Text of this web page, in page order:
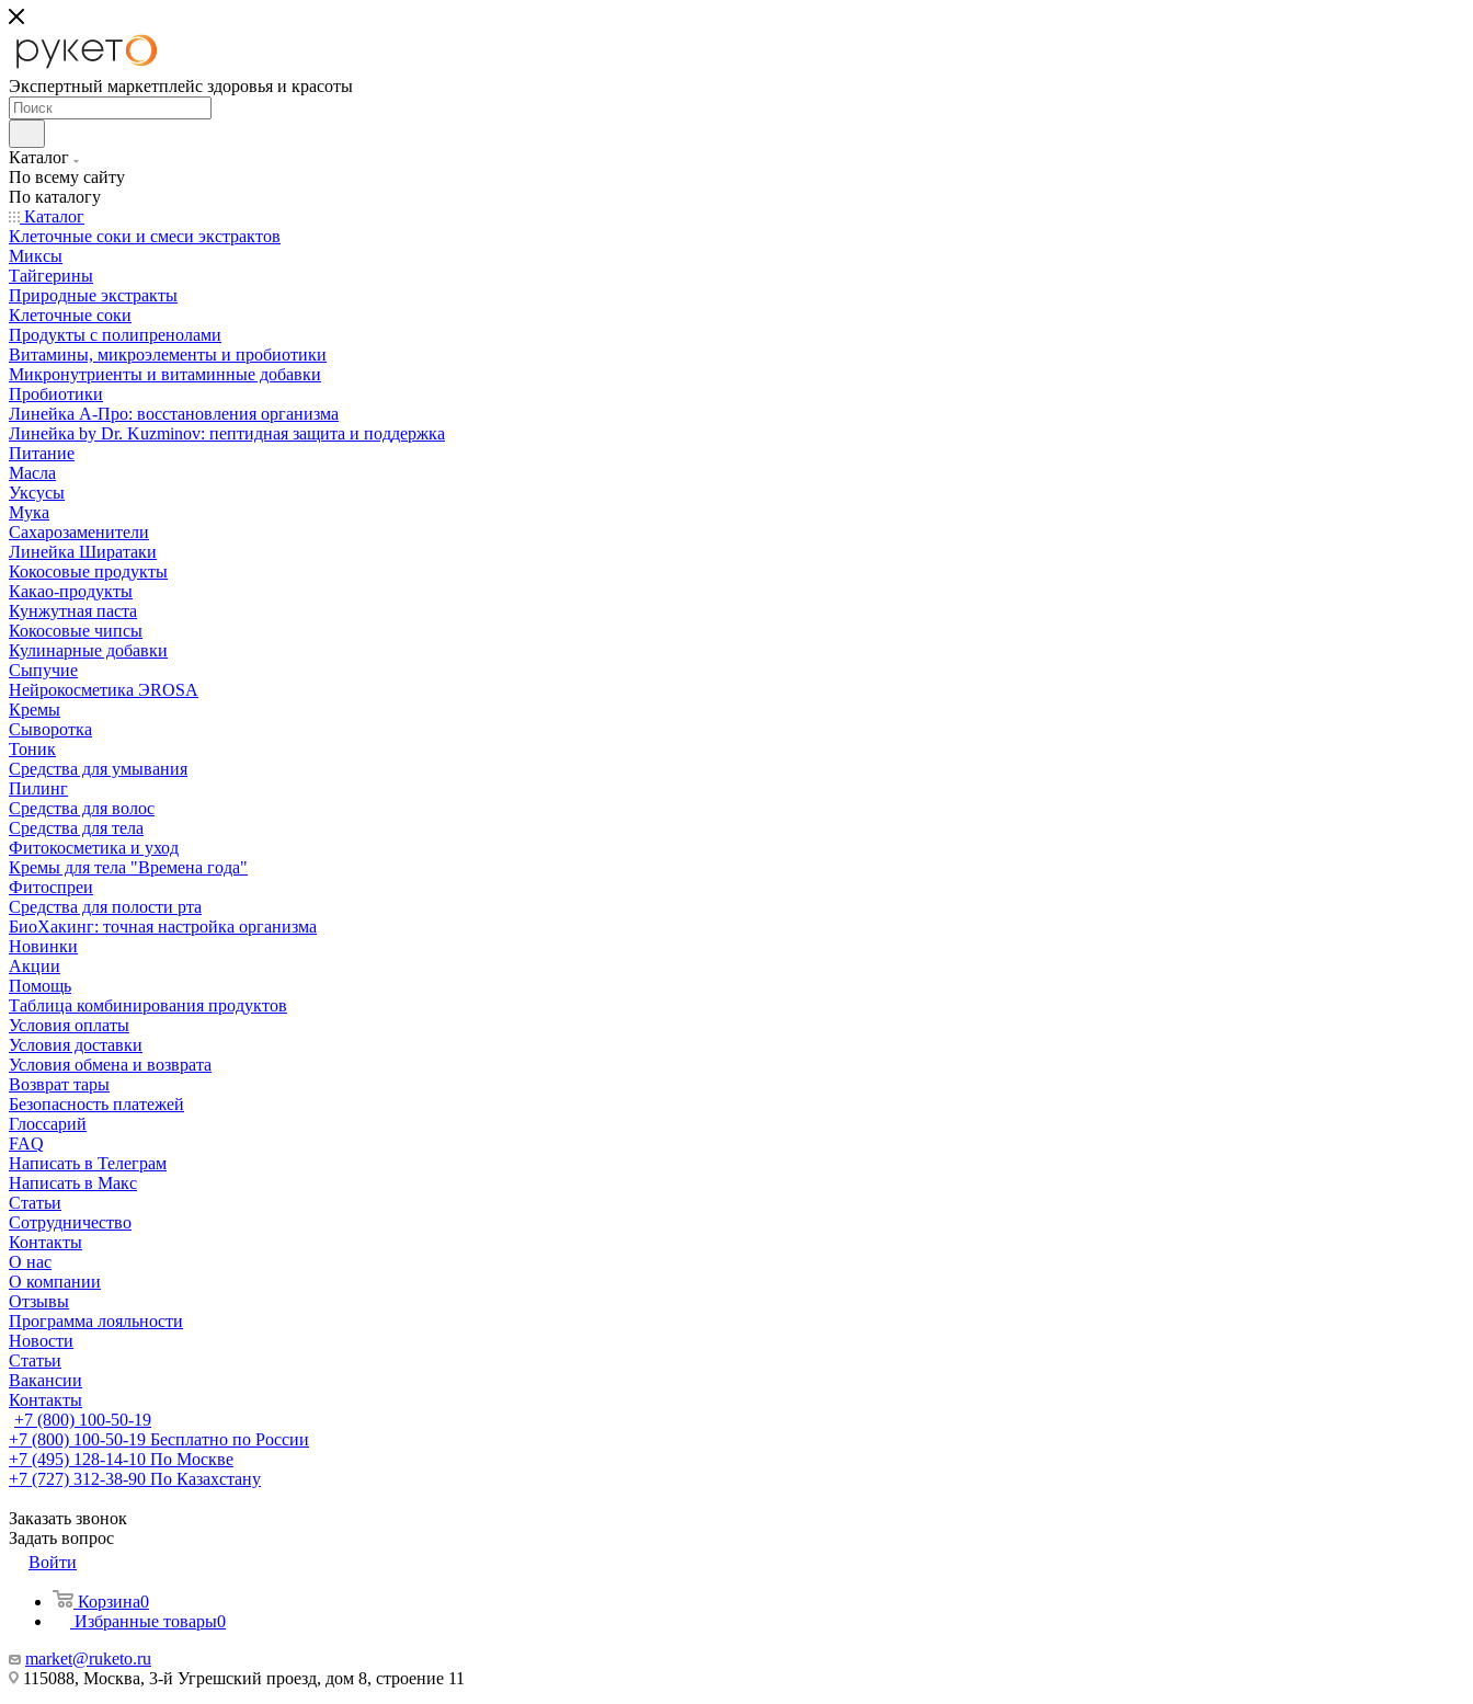
Экспертный маркетплейс здоровья и красоты
Каталог
По всему сайту
По каталогу
Каталог
Клеточные соки и смеси экстрактов
Миксы
Тайгерины
Природные экстракты
Клеточные соки
Продукты с полипренолами
Витамины, микроэлементы и пробиотики
Микронутриенты и витаминные добавки
Пробиотики
Линейка А-Про: восстановления организма
Линейка by Dr. Kuzminov: пептидная защита и поддержка
Питание
Масла
Уксусы
Мука
Сахарозаменители
Линейка Ширатаки
Кокосовые продукты
Какао-продукты
Кунжутная паста
Кокосовые чипсы
Кулинарные добавки
Сыпучие
Нейрокосметика ЭROSA
Кремы
Сыворотка
Тоник
Средства для умывания
Пилинг
Средства для волос
Средства для тела
Фитокосметика и уход
Кремы для тела "Времена года"
Фитоспреи
Средства для полости рта
БиоХакинг: точная настройка организма
Новинки
Акции
Помощь
Таблица комбинирования продуктов
Условия оплаты
Условия доставки
Условия обмена и возврата
Возврат тары
Безопасность платежей
Глоссарий
FAQ
Написать в Телеграм
Написать в Макс
Статьи
Сотрудничество
Контакты
О нас
О компании
Отзывы
Программа лояльности
Новости
Статьи
Вакансии
Контакты
+7 (800) 100-50-19
+7 (800) 100-50-19 Бесплатно по России
+7 (495) 128-14-10 По Москве
+7 (727) 312-38-90 По Казахстану
Заказать звонок
Задать вопрос
Войти
Корзина0
Избранные товары0
market@ruketo.ru
115088, Москва, 3-й Угрешский проезд, дом 8, строение 11